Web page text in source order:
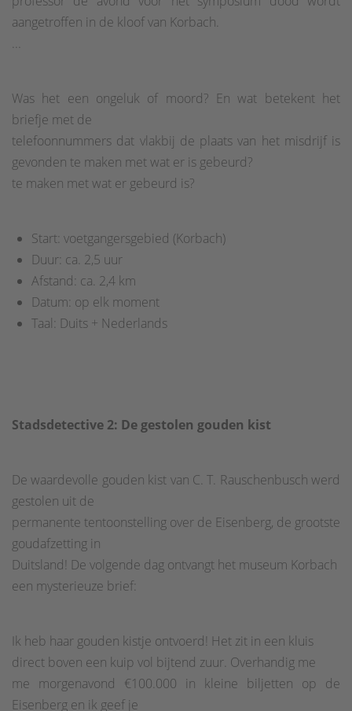
aangetroffen in de kloof van Korbach.
...
Was het een ongeluk of moord? En wat betekent het
briefje met de
telefoonnummers dat vlakbij de plaats van het misdrijf is
gevonden te maken met wat er is gebeurd?
te maken met wat er gebeurd is?
Start: voetgangersgebied (Korbach)
Duur: ca. 2,5 uur
Afstand: ca. 2,4 km
Datum: op elk moment
Taal: Duits + Nederlands
Stadsdetective 2: De gestolen gouden kist
De waardevolle gouden kist van C. T. Rauschenbusch werd
gestolen uit de
permanente tentoonstelling over de Eisenberg, de grootste
goudafzetting in
Duitsland! De volgende dag ontvangt het museum Korbach
een mysterieuze brief:
Ik heb haar gouden kistje ontvoerd! Het zit in een kluis
direct boven een kuip vol bijtend zuur. Overhandig me
me morgenavond €100.000 in kleine biljetten op de
Eisenberg en ik geef je